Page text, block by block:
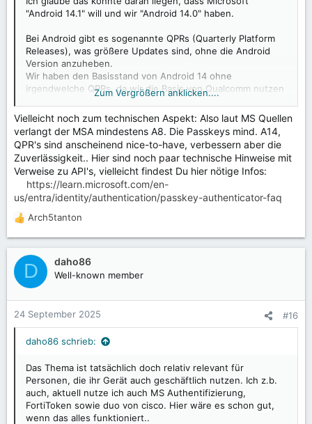
"Android 14.1" will und wir "Android 14.0" haben.
Bei Android gibt es sogenannte QPRs (Quarterly Platform
Releases), was größere Updates sind, ohne die Android
Version anzuheben.
Wir haben den Basisstand von Android 14 ohne
irgendwelche QPRs, da wir die Basis von Qualcomm nutzen
und diese keine QPRs integriert haben.
Ich könnte manuell schauen, wie viel mehr von den QPR
Änderungen integriert werden muss, damit der Microsoft
Authenticator zufrieden ist.
Zum Vergrößern anklicken....
Vielleicht noch zum technischen Aspekt: Also laut MS Quellen
verlangt der MSA mindestens A8. Die Passkeys mind. A14,
QPR's sind anscheinend nice-to-have, verbessern aber die
Zuverlässigkeit.. Hier sind noch paar technische Hinweise mit
Verweise zu API's, vielleicht findest Du hier nötige Infos:
https://learn.microsoft.com/en-
us/entra/identity/authentication/passkey-authenticator-faq
R
e
a
k
t
o
n
Arch5tanton
D daho86
Well-known member
24 September 2025 #16
daho86 schrieb:
Das Thema ist tatsächlich doch relativ relevant für
Personen, die ihr Gerät auch geschäftlich nutzen. Ich z.b.
auch, aktuell nutze ich auch MS Authentifizierung,
FortiToken sowie duo von cisco. Hier wäre es schon gut,
wenn das alles funktioniert..